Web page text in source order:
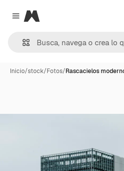
Close menu
Magnific
Inicio/stock/Fotos/Rascacielos